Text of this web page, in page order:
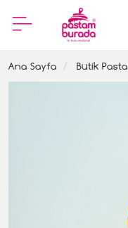
Ana Sayfa Butik